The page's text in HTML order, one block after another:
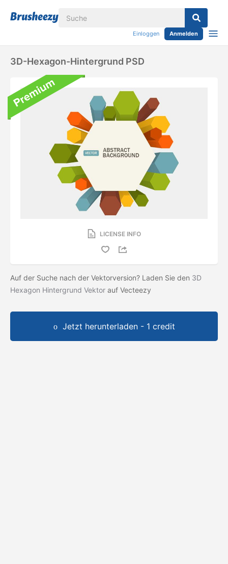
Einloggen Anmelden
3D-Hexagon-Hintergrund PSD
LICENSE INFO
Auf der Suche nach der Vektorversion? Laden Sie den 3D
Hexagon Hintergrund Vektor auf Vecteezy
Jetzt herunterladen - 1 credit